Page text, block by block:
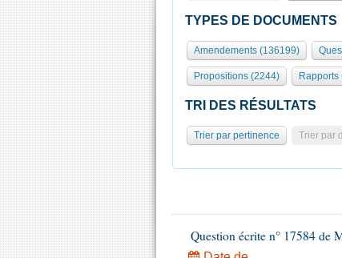
TYPES DE DOCUMENTS
Amendements (136199)
Propositions (2244) Rapports
TRI DES RÉSULTATS
Trier par pertinence Trier par
Question écrite n° 17584 de